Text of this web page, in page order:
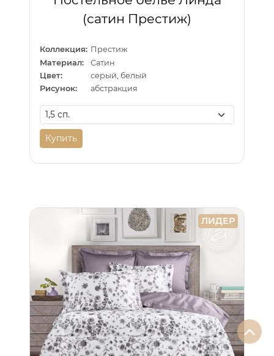
(сатин Престиж)
Коллекция: Престиж
Материал:
Сатин
Цвет:
серый, белый
Рисунок:
абстракция
Купить
ЛИДЕР